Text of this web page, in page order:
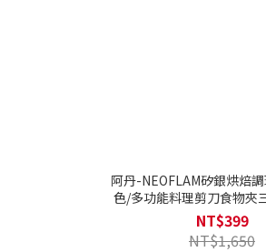
阿丹-NEOFLAM矽銀烘焙
色/多功能料理剪刀食物夾
料理剪刀削皮刀三件組-
NT$399
NT$1,650